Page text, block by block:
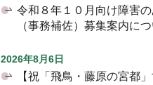
令和８年１０月向け障害
（事務補佐）募集案内に
2026年8月6日
【祝「飛鳥・藤原の宮都